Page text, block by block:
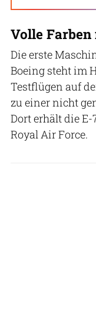
Volle
Die erste
Boeing steht im
Testflügen auf
zu einer nicht
Dort erhält die
Royal Air Force.